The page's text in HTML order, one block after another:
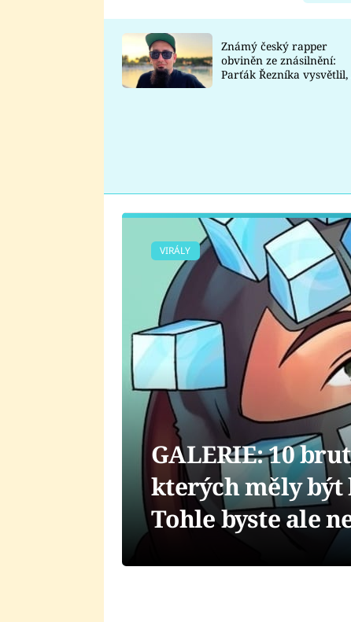
Známý český rapper
obviněn ze znásilnění:
Parťák Řezníka vysvětlil,
VIRÁLY
GALERIE: 10
kterých měly být
Tohle byste ale